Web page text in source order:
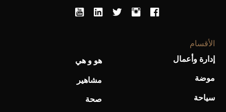
الأقسام
إدارة وأعمال
موضة
سياحة
هو و هي
مشاهير
صحة